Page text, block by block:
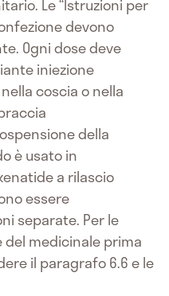
devono
Ogni dose deve
iniezione
coscia o nella
della
è usato in
a rilascio
essere
separate. Per le
del medicinale prima
il paragrafo 6.6 e le